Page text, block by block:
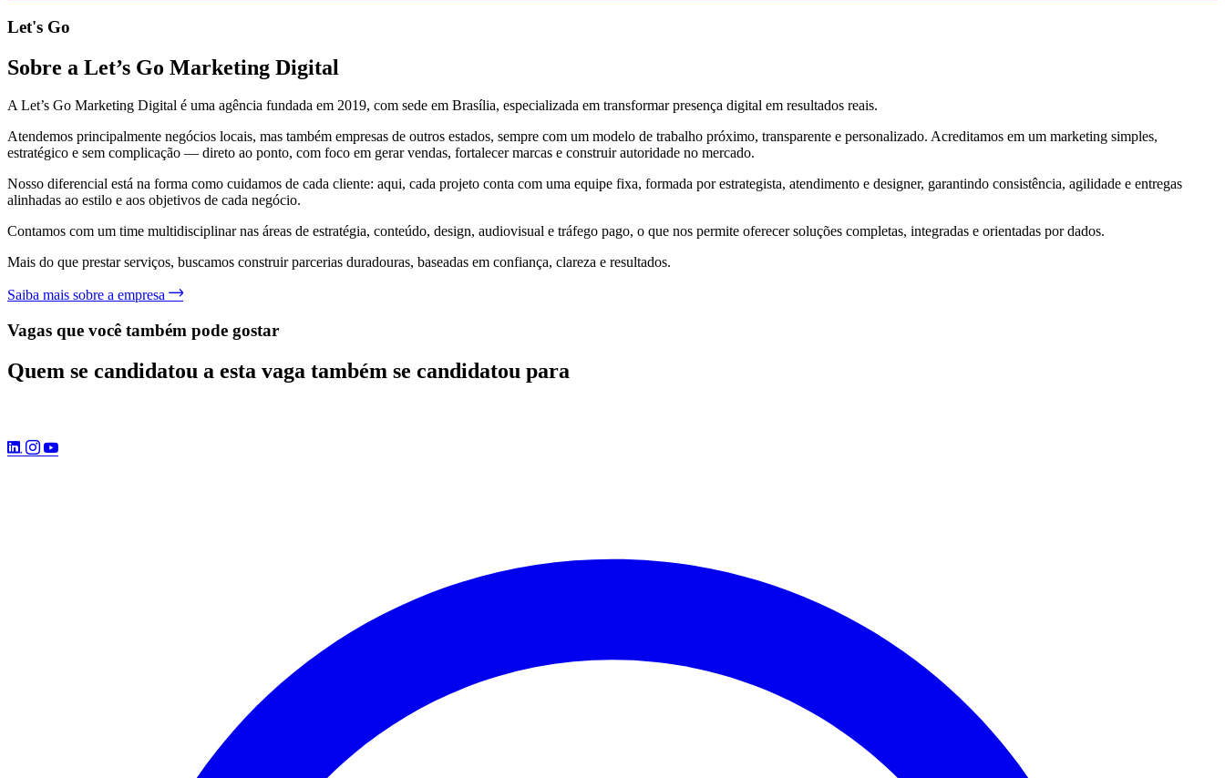
Let's Go
Sobre a Let’s Go Marketing Digital
A Let’s Go Marketing Digital é uma agência fundada em 2019, com sede em Brasília, especializada em transformar presença digital em resultados reais.
Atendemos principalmente negócios locais, mas também empresas de outros estados, sempre com um modelo de trabalho próximo, transparente e personalizado. Acreditamos em um marketing simples,
estratégico e sem complicação — direto ao ponto, com foco em gerar vendas, fortalecer marcas e construir autoridade no mercado.
Nosso diferencial está na forma como cuidamos de cada cliente: aqui, cada projeto conta com uma equipe fixa, formada por estrategista, atendimento e designer, garantindo consistência, agilidade e entregas
alinhadas ao estilo e aos objetivos de cada negócio.
Contamos com um time multidisciplinar nas áreas de estratégia, conteúdo, design, audiovisual e tráfego pago, o que nos permite oferecer soluções completas, integradas e orientadas por dados.
Mais do que prestar serviços, buscamos construir parcerias duradouras, baseadas em confiança, clareza e resultados.
Saiba mais sobre a empresa
Vagas que você também pode gostar
Quem se candidatou a esta vaga também se candidatou para